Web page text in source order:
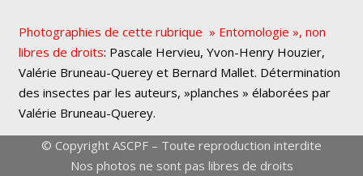
Photographies de cette rubrique » Entomologie », non
libres de droits: Pascale Hervieu, Yvon-Henry Houzier,
Valérie Bruneau-Querey et Bernard Mallet. Détermination
des insectes par les auteurs, »planches » élaborées par
Valérie Bruneau-Querey.
© Copyright ASCPF – Toute reproduction interdite
Nos photos ne sont pas libres de droits